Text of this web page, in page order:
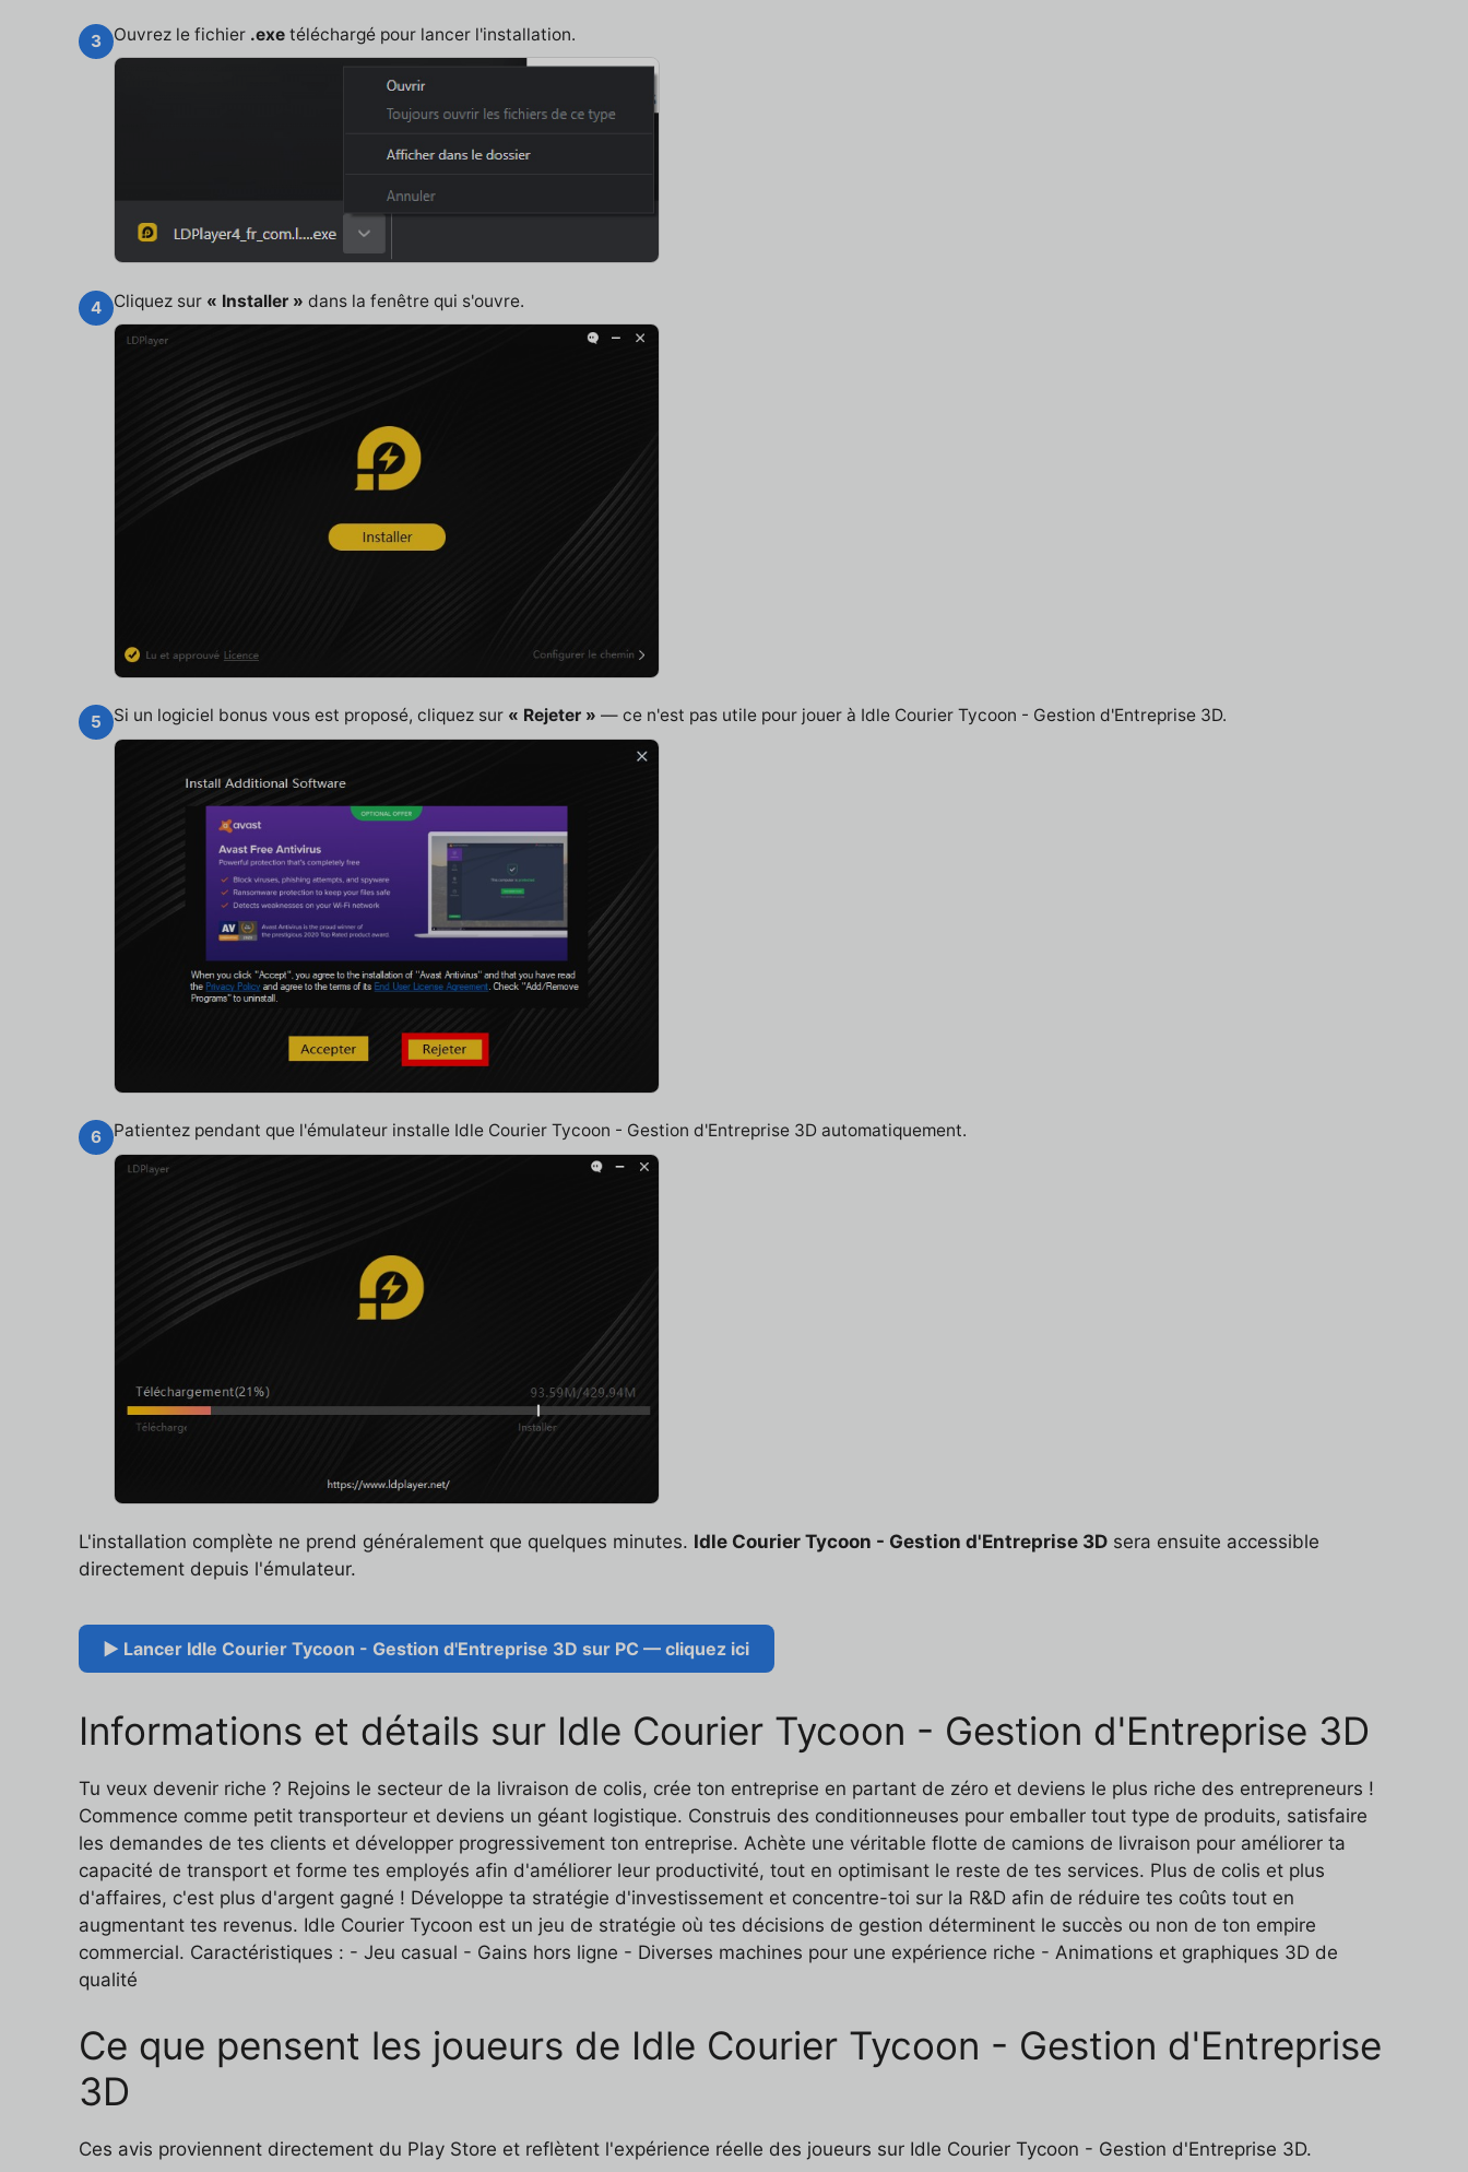
3 Ouvrez le fichier .exe téléchargé pour lancer l'installation.
4 Cliquez sur « Installer » dans la fenêtre qui s'ouvre.
5 Si un logiciel bonus vous est proposé, cliquez sur « Rejeter » — ce n'est pas utile pour jouer à Idle Courier Tycoon - Gestion d'Entreprise 3D.
6 Patientez pendant que l'émulateur installe Idle Courier Tycoon - Gestion d'Entreprise 3D automatiquement.
L'installation complète ne prend généralement que quelques minutes. Idle Courier Tycoon - Gestion d'Entreprise 3D sera ensuite accessible
directement depuis l'émulateur.
▶ Lancer Idle Courier Tycoon - Gestion d'Entreprise 3D sur PC — cliquez ici
Informations et détails sur Idle Courier Tycoon - Gestion d'Entreprise 3D
Tu veux devenir riche ? Rejoins le secteur de la livraison de colis, crée ton entreprise en partant de zéro et deviens le plus riche des entrepreneurs !
Commence comme petit transporteur et deviens un géant logistique. Construis des conditionneuses pour emballer tout type de produits, satisfaire
les demandes de tes clients et développer progressivement ton entreprise. Achète une véritable flotte de camions de livraison pour améliorer ta
capacité de transport et forme tes employés afin d'améliorer leur productivité, tout en optimisant le reste de tes services. Plus de colis et plus
d'affaires, c'est plus d'argent gagné ! Développe ta stratégie d'investissement et concentre-toi sur la R&D afin de réduire tes coûts tout en
augmentant tes revenus. Idle Courier Tycoon est un jeu de stratégie où tes décisions de gestion déterminent le succès ou non de ton empire
commercial. Caractéristiques : - Jeu casual - Gains hors ligne - Diverses machines pour une expérience riche - Animations et graphiques 3D de
qualité
Ce que pensent les joueurs de Idle Courier Tycoon - Gestion d'Entreprise
3D
Ces avis proviennent directement du Play Store et reflètent l'expérience réelle des joueurs sur Idle Courier Tycoon - Gestion d'Entreprise 3D.